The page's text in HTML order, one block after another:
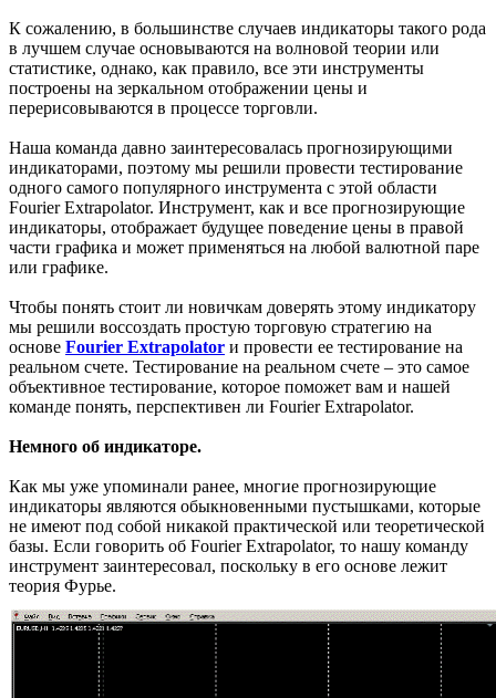
К сожалению, в большинстве случаев индикаторы такого рода
в лучшем случае основываются на волновой теории или
статистике, однако, как правило, все эти инструменты
построены на зеркальном отображении цены и
перерисовываются в процессе торговли.
Наша команда давно заинтересовалась прогнозирующими
индикаторами, поэтому мы решили провести тестирование
одного самого популярного инструмента с этой области
Fourier Extrapolator. Инструмент, как и все прогнозирующие
индикаторы, отображает будущее поведение цены в правой
части графика и может применяться на любой валютной паре
или графике.
Чтобы понять стоит ли новичкам доверять этому индикатору
мы решили воссоздать простую торговую стратегию на
основе Fourier Extrapolator и провести ее тестирование на
реальном счете. Тестирование на реальном счете – это самое
объективное тестирование, которое поможет вам и нашей
команде понять, перспективен ли Fourier Extrapolator.
Немного об индикаторе.
Как мы уже упоминали ранее, многие прогнозирующие
индикаторы являются обыкновенными пустышками, которые
не имеют под собой никакой практической или теоретической
базы. Если говорить об Fourier Extrapolator, то нашу команду
инструмент заинтересовал, поскольку в его основе лежит
теория Фурье.